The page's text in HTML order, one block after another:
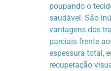
poupando o
saudável. São
vantagens dos
parciais frente
espessura total,
recuperação